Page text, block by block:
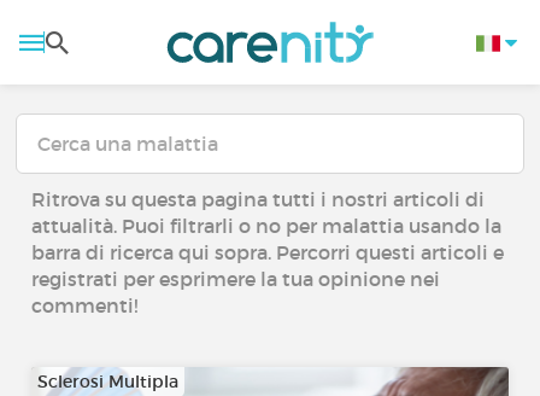
Ritrova su questa pagina tutti i nostri articoli di
attualità. Puoi filtrarli o no per malattia usando la
barra di ricerca qui sopra. Percorri questi articoli e
registrati per esprimere la tua opinione nei
commenti!
Sclerosi Multipla